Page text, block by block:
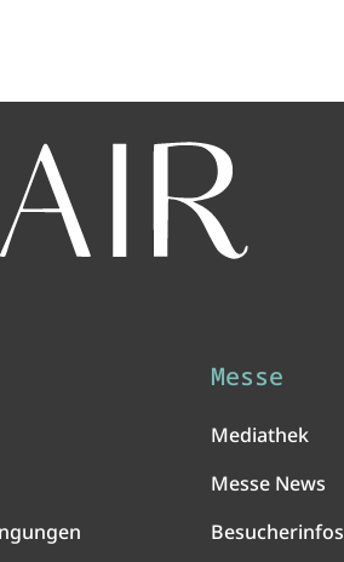
Messe
Mediathek
Messe News
Besucherinfos